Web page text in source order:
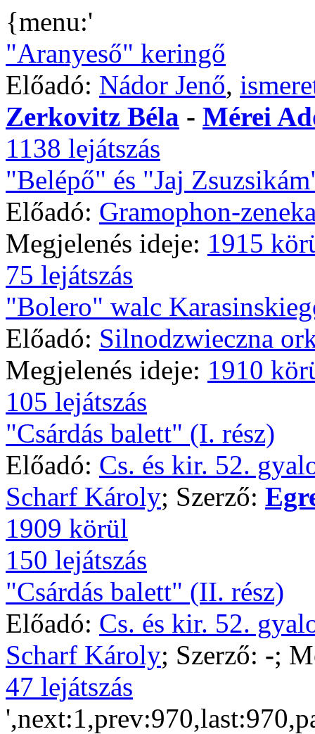
{menu:'
"Aranyeső" keringő
Előadó: Nádor Jenő,
Zerkovitz Béla - Mérei
1138 lejátszás
"Belépő" és "Jaj
Előadó: Gramophon-
Megjelenés ideje: 1915
75 lejátszás
"Bolero" walc
Előadó: Silnodzwieczna
Megjelenés ideje: 1910
105 lejátszás
"Csárdás balett" (I. rész)
Előadó: Cs. és kir. 52.
Scharf Károly; Szerző:
1909 körül
150 lejátszás
"Csárdás balett" (II. rész)
Előadó: Cs. és kir. 52.
Scharf Károly; Szerző: -;
47 lejátszás